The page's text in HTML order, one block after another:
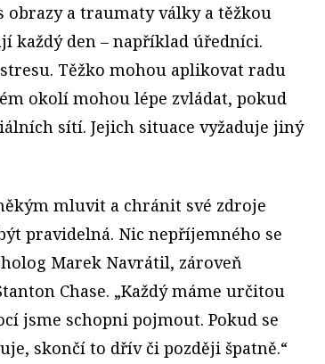
obrazy a traumaty války a těžkou
každý den – například úředníci.
Těžko mohou aplikovat radu
okolí mohou lépe zvládat, pokud
sítí. Jejich situace vyžaduje jiný
mluvit a chránit své zdroje
pravidelná. Nic nepříjemného se
Marek Navrátil, zároveň
Chase. „Každý máme určitou
jsme schopni pojmout. Pokud se
skončí to dřív či později špatně.“